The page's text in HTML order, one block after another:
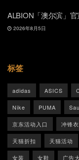
ALBION「澳尔滨」
2026年8月5日
标签
adidas ASICS
Nike PUMA
京东活动入口 冲锋衣
天猫折扣 天猫活动
女装 女鞋 广告